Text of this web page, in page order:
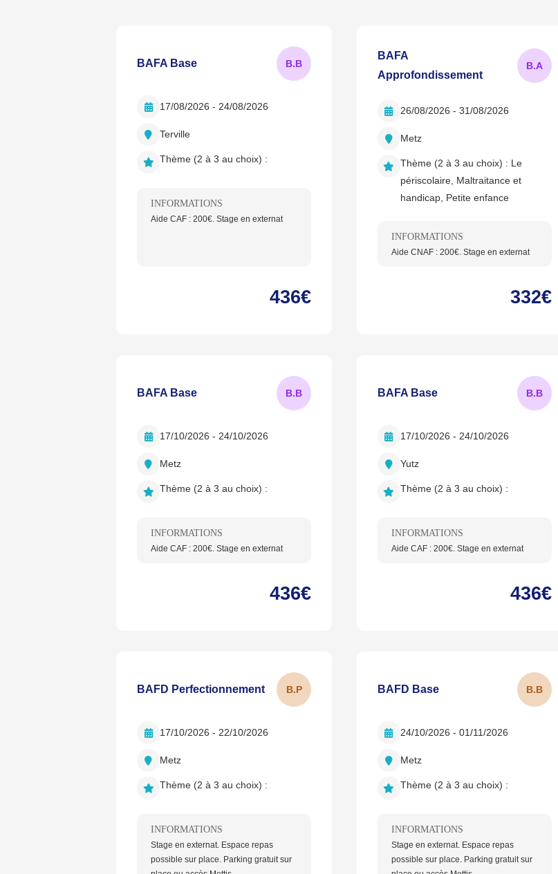
BAFA Base B.B
17/08/2026 - 24/08/2026
Terville
Thème (2 à 3 au choix) :
INFORMATIONS
Aide CAF : 200€. Stage en externat
436€
BAFA
Approfondissement
B.A
26/08/2026 - 31/08/2026
Metz
Thème (2 à 3 au choix) : Le
périscolaire, Maltraitance et
handicap, Petite enfance
INFORMATIONS
Aide CNAF : 200€. Stage en externat
332€
BAFA Base B.B
17/10/2026 - 24/10/2026
Metz
Thème (2 à 3 au choix) :
INFORMATIONS
Aide CAF : 200€. Stage en externat
436€
BAFA Base B.B
17/10/2026 - 24/10/2026
Yutz
Thème (2 à 3 au choix) :
INFORMATIONS
Aide CAF : 200€. Stage en externat
436€
BAFD Perfectionnement B.P
17/10/2026 - 22/10/2026
Metz
Thème (2 à 3 au choix) :
INFORMATIONS
Stage en externat. Espace repas
possible sur place. Parking gratuit sur
BAFD Base B.B
24/10/2026 - 01/11/2026
Metz
Thème (2 à 3 au choix) :
INFORMATIONS
Stage en externat. Espace repas
possible sur place. Parking gratuit sur